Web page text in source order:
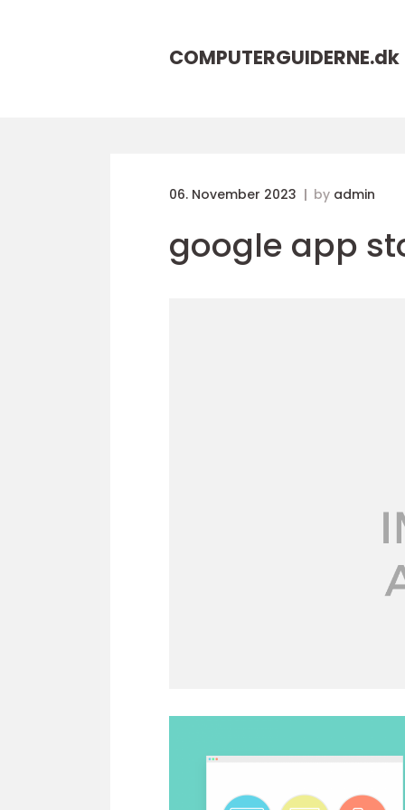
COMPUTERGUIDERNE.dk
06. November 2023 by admin
google app